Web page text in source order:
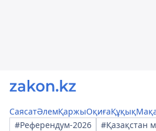
СаясатӘлемҚаржыОқиғаҚұқық
#Референдум-2026
#Қазақстан